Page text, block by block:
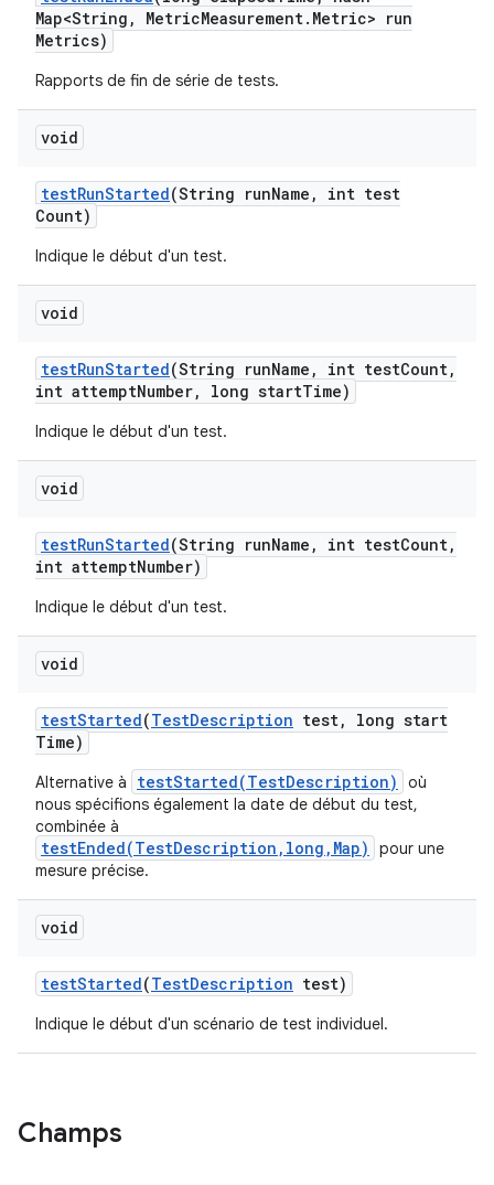
Map<String , MetricMeasurement. Metric> run
Metrics)
Rapports de fin de série de tests.
void
testRunStarted(String runName ,
int test
Count)
Indique le début d'un test.
void
testRunStarted(String runName , int testCount,
int attemptNumber, long startTime)
Indique le début d'un test.
void
testRunStarted(String runName , int testCount,
int attemptNumber)
Indique le début d'un test.
void
testStarted(TestDescription test,
long start
Time)
Alternative à testStarted(TestDescription)
où
nous spécifions également la date de début du test,
combinée à
testEnded(TestDescription,long,Map)
pour une
mesure précise.
void
testStarted(TestDescription test)
Indique le début d'un scénario de test individuel.
Champs